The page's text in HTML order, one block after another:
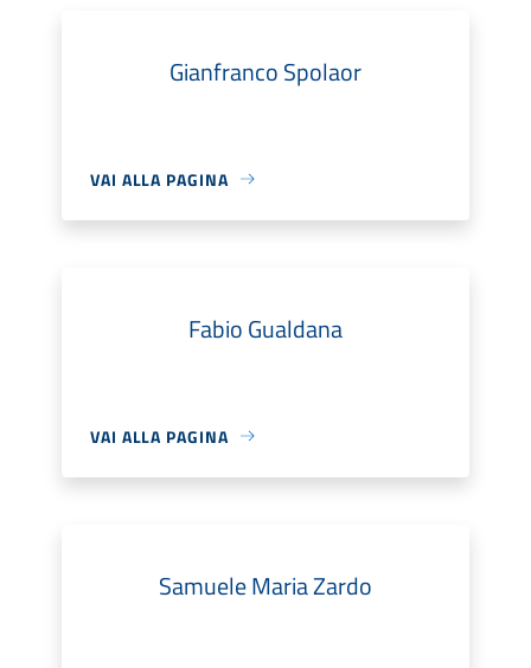
Gianfranco Spolaor
VAI ALLA PAGINA
Fabio Gualdana
VAI ALLA PAGINA
Samuele Maria Zardo